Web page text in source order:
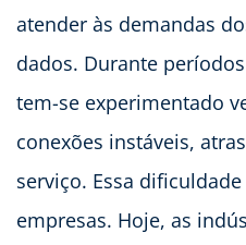
atender às demandas
dados. Durante
tem-se experimentado
conexões instáveis,
serviço. Essa
empresas. Hoje, as